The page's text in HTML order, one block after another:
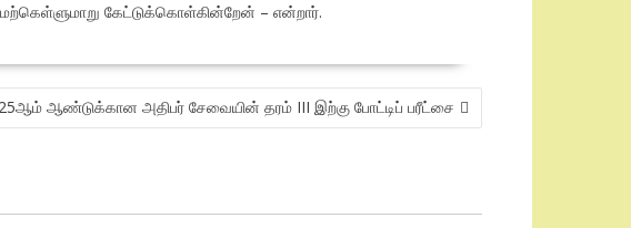
கேட்டுக்கொள்கின்றேன் – என்றார்.
ஆண்டுக்கான அதிபர் சேவையின் தரம் III இற்கு போட்டிப் பரீட்சை